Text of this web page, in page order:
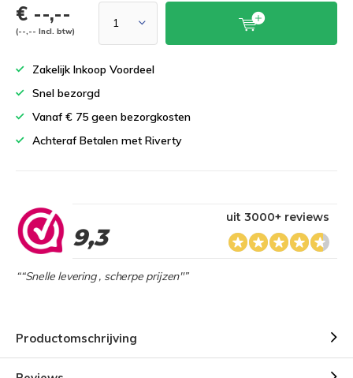
€ --,--
(--,-- Incl. btw)
Zakelijk Inkoop Voordeel
Snel bezorgd
Vanaf € 75 geen bezorgkosten
Achteraf Betalen met Riverty
9,3
uit 3000+ reviews
““Snelle levering , scherpe prijzen"”
Productomschrijving